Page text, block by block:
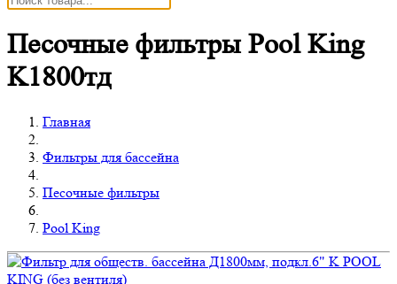
Песочные фильтры Pool King
K1800тд
Главная
Фильтры для бассейна
Песочные фильтры
Pool King